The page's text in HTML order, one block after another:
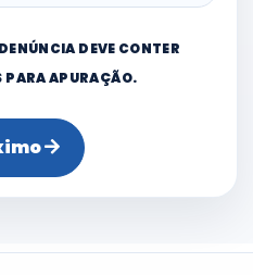
DEVE CONTER
PARA APURAÇÃO.